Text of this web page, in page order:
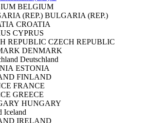
BELGIUM
BULGARIA (REP.)
CROATIA
CYPRUS
CZECH REPUBLIC
DENMARK
Deutschland
ESTONIA
FINLAND
FRANCE
GREECE
HUNGARY
Iceland
IRELAND